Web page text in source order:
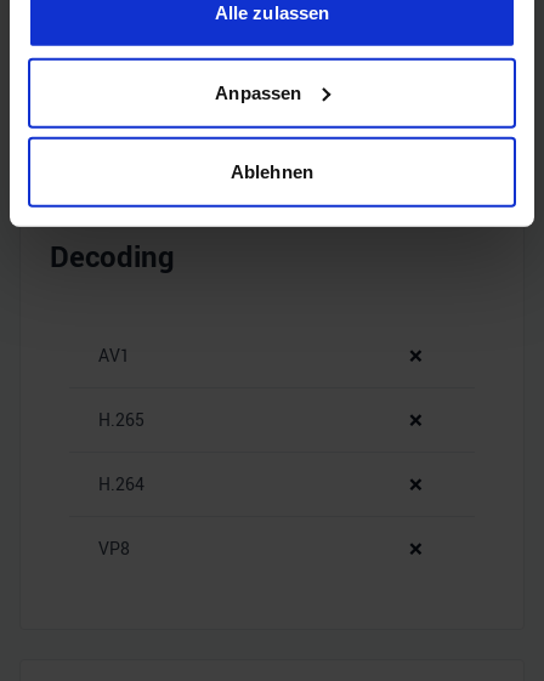
Trigger Symbol ändern oder widerrufen
Informationen über Ihre geografische Lage erfassen,
welche bis auf einige Meter genau sein können
Ihr Gerät durch aktives Scannen nach bestimmten
Erfahren Sie mehr darüber, wie Ihre persönlichen Daten
verarbeitet werden, und legen Sie Ihre Präferenzen im
analysieren. Außerdem geben wir Informationen zu Ihrer
soziale Medien, Werbung und Analysen weiter. Unsere
weiteren Daten zusammen, die Sie ihnen bereitgestellt
Alle zulassen
Anpassen
Ablehnen
Decoding
AV1 ❌
H.265 ❌
H.264 ❌
VP8 ❌